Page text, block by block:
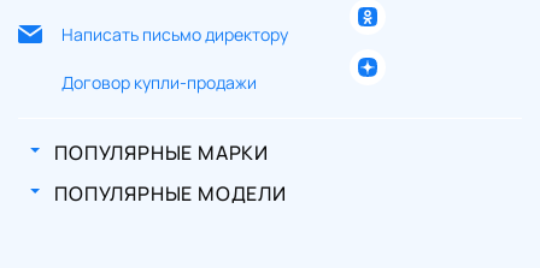
Написать письмо директору
Договор купли-продажи
ПОПУЛЯРНЫЕ МАРКИ
ПОПУЛЯРНЫЕ МОДЕЛИ